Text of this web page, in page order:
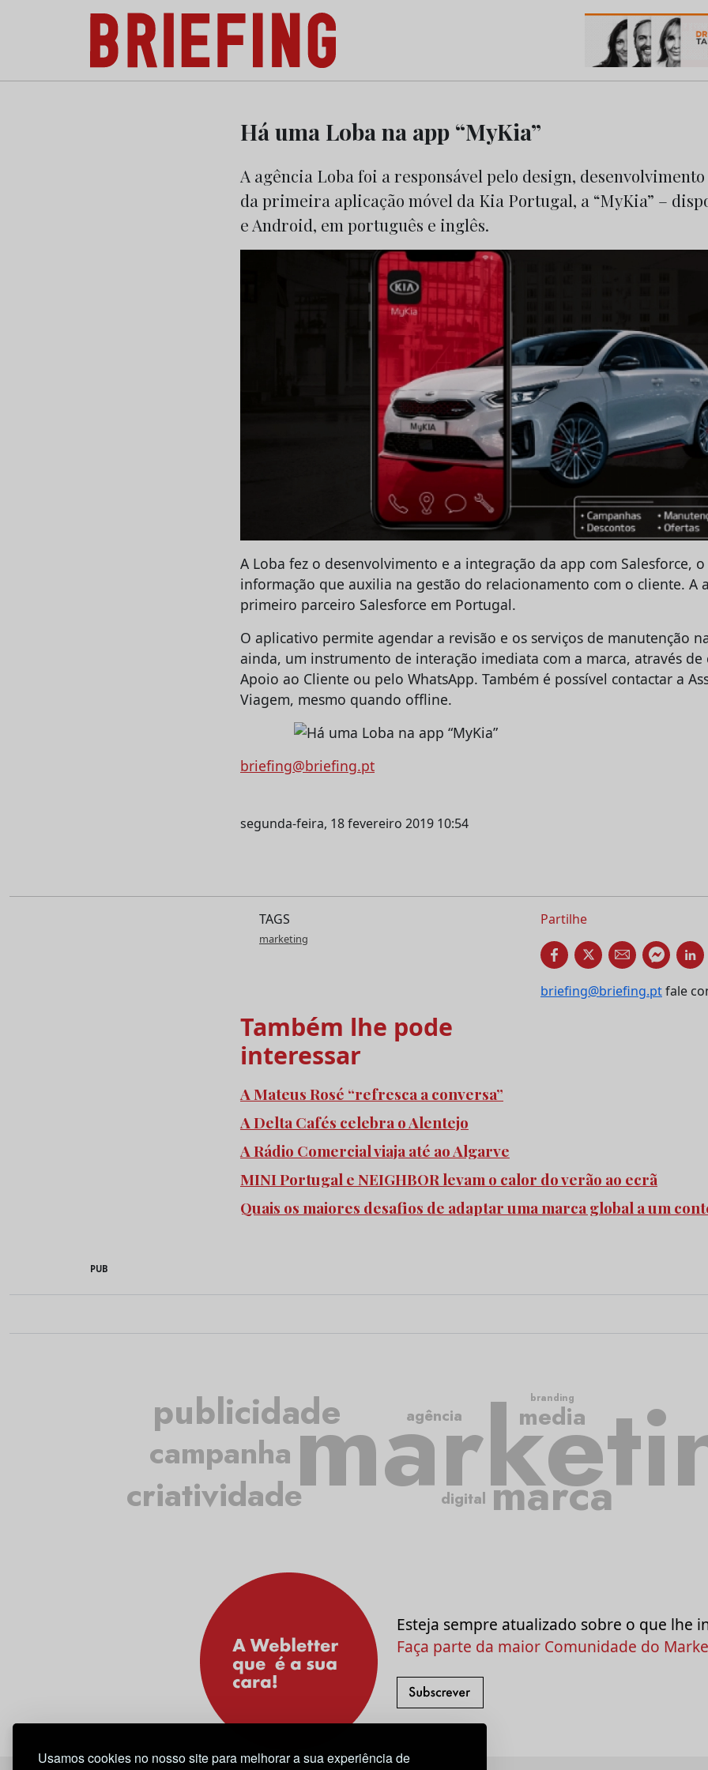
Usamos cookies no nosso site para melhorar a sua experiência de
Briefing: Todas as notícias sobre os negócios do Marketing e da Publicidade
Há uma Loba na app “MyKia”
A agência Loba foi a responsável pelo design,
da primeira aplicação móvel da Kia Portugal, a “MyKia” –
e Android, em português e inglês.
A Loba fez o desenvolvimento e a integração da app com Salesforce,
informação que auxilia na gestão do relacionamento com o cliente. A
primeiro parceiro Salesforce em Portugal.
O aplicativo permite agendar a revisão e os serviços de manutenção
ainda, um instrumento de interação imediata com a marca, através de
Apoio ao Cliente ou pelo WhatsApp. Também é possível contactar a
Viagem, mesmo quando offline.
briefing@briefing.pt
segunda-feira, 18 fevereiro 2019 10:54
TAGS
marketing
Partilhe
briefing@briefing.ptfale
Também lhe pode
interessar
A Mateus Rosé “refresca a conversa”
A Delta Cafés celebra o Alentejo
A Rádio Comercial viaja até ao Algarve
MINI Portugal e NEIGHBOR levam o calor do verão ao ecrã
Quais os maiores desafios de adaptar uma marca global a um
PUB
publicidade
marca
criatividade
campanha
media
agência
digital
branding
Esteja sempre atualizado sobre o que lhe
Faça parte da maior Comunidade do